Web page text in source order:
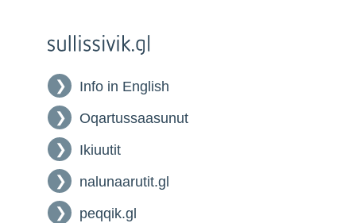
Info in English
Oqartussaasunut
Ikiuutit
nalunaarutit.gl
peqqik.gl